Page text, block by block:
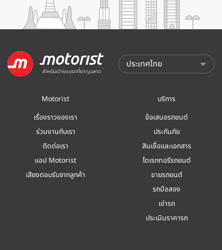
Motorist
เรื่องราวของเรา
ร่วมงานกับเรา
ติดต่อเรา
แอป Motorist
เสียงตอบรับจากลูกค้า
บริการ
ข้อเสนอรถยนต์
ประกันภัย
สินเชื่อและเอกสาร
ไดเรกทอรีรถยนต์
ขายรถยนต์
รถมือสอง
เช่ารถ
ประเมินราคารถ